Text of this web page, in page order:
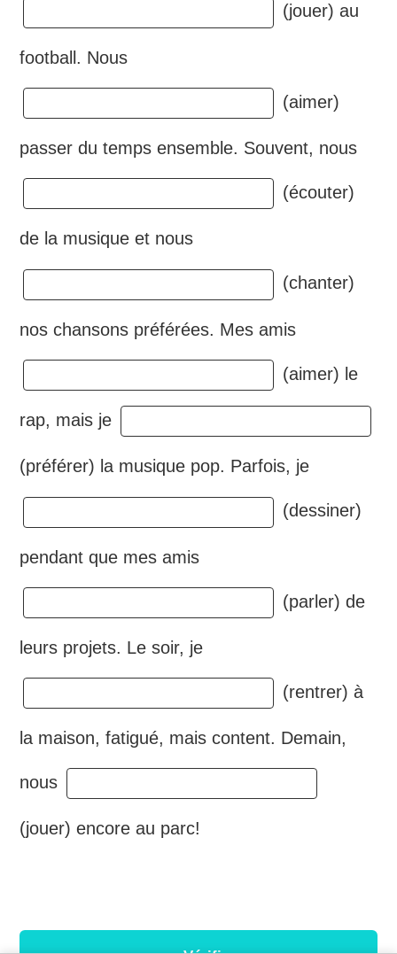
(jouer) au
football. Nous
(aimer)
passer du temps ensemble. Souvent, nous
(écouter)
de la musique et nous
(chanter)
nos chansons préférées. Mes amis
(aimer) le
rap, mais je
(préférer) la musique pop. Parfois, je
(dessiner)
pendant que mes amis
(parler) de
leurs projets. Le soir, je
(rentrer) à
la maison, fatigué, mais content. Demain,
nous
(jouer) encore au parc!